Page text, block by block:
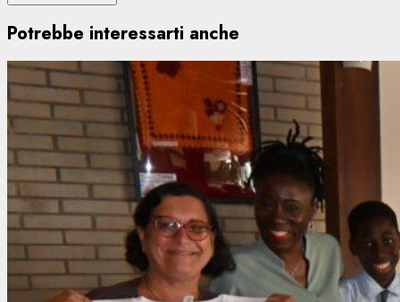
Potrebbe interessarti anche